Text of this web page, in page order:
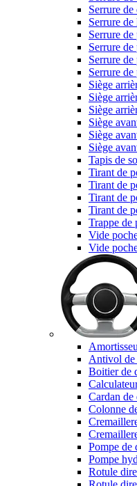
Serrure
Serrure de
Serrure
Serrure
Serrure
Serrure de
Siège
Siège
Siège
Siège
Siège
Siège
Tapis de
Tirant de
Tirant de
Tirant de
Tirant de
Trappe de
Vide
Vide
Antivol de
Boitier de
Cardan de
Colonne
Pompe de
Pompe
Rotule